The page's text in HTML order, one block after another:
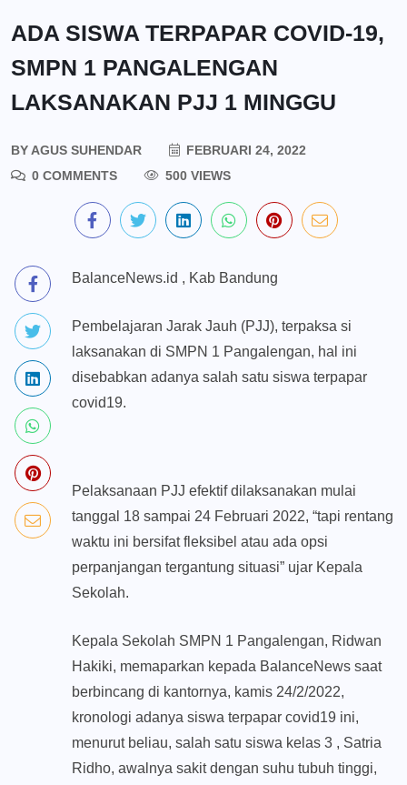
ADA SISWA TERPAPAR COVID-19,
SMPN 1 PANGALENGAN
LAKSANAKAN PJJ 1 MINGGU
BYAGUS SUHENDAR
FEBRUARI 24, 2022
0 COMMENTS
500 VIEWS
BalanceNews.id , Kab Bandung
Pembelajaran Jarak Jauh (PJJ), terpaksa si
laksanakan di SMPN 1 Pangalengan, hal ini
disebabkan adanya salah satu siswa terpapar
covid19.
Pelaksanaan PJJ efektif dilaksanakan mulai
tanggal 18 sampai 24 Februari 2022, “tapi rentang
waktu ini bersifat fleksibel atau ada opsi
perpanjangan tergantung situasi” ujar Kepala
Sekolah.
Kepala Sekolah SMPN 1 Pangalengan, Ridwan
Hakiki, memaparkan kepada BalanceNews saat
berbincang di kantornya, kamis 24/2/2022,
kronologi adanya siswa terpapar covid19 ini,
menurut beliau, salah satu siswa kelas 3 , Satria
Ridho, awalnya sakit dengan suhu tubuh tinggi,